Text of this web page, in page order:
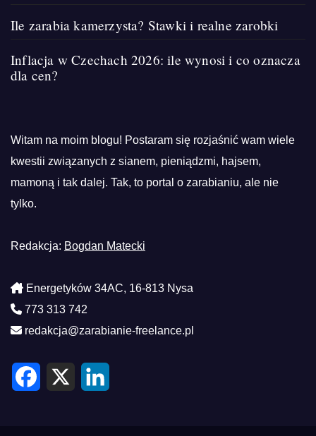
Ile zarabia kamerzysta? Stawki i realne zarobki
Inflacja w Czechach 2026: ile wynosi i co oznacza
dla cen?
Witam na moim blogu! Postaram się rozjaśnić wam wiele
kwestii związanych z sianem, pieniądzmi, hajsem,
mamoną i tak dalej. Tak, to portal o zarabianiu, ale nie
tylko.
Redakcja: Bogdan Matecki
Energetyków 34AC, 16-813 Nysa
773 313 742
redakcja@zarabianie-freelance.pl
F
X